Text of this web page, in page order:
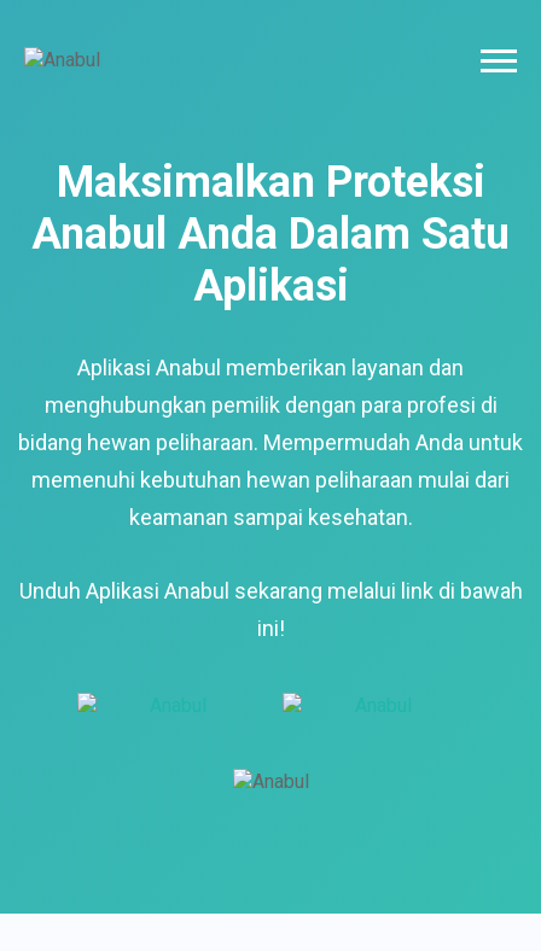
Maksimalkan Proteksi
Anabul Anda Dalam Satu
Aplikasi
Aplikasi Anabul memberikan layanan dan
menghubungkan pemilik dengan para profesi di
bidang hewan peliharaan. Mempermudah Anda untuk
memenuhi kebutuhan hewan peliharaan mulai dari
keamanan sampai kesehatan.
Unduh Aplikasi Anabul sekarang melalui link di bawah
ini!